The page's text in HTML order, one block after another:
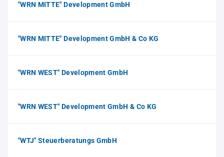
"WRN MITTE" Development GmbH
"WRN MITTE" Development GmbH & Co KG
"WRN WEST" Development GmbH
"WRN WEST" Development GmbH & Co KG
"WTJ" Steuerberatungs GmbH